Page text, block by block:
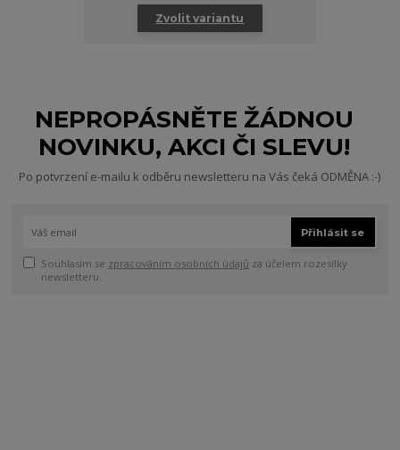
Zvolit variantu
NEPROPÁSNĚTE ŽÁDNOU
NOVINKU, AKCI ČI SLEVU!
Po potvrzení e-mailu k odběru newsletteru na Vás čeká ODMĚNA :-)
Přihlásit se
Souhlasím se zpracováním osobních údajů za účelem rozesílky
newsletteru.